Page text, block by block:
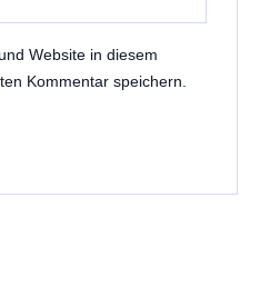
Website in diesem
Kommentar speichern.